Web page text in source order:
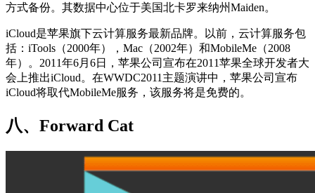
方式备份。其数据中心位于美国北卡罗来纳州Maiden。
iCloud是苹果旗下云计算服务最新品牌。以前，云计算服务包
括：iTools（2000年），Mac（2002年）和MobileMe（2008
年）。2011年6月6日，苹果公司宣布在2011苹果全球开发者大
会上推出iCloud。在WWDC2011主题演讲中，苹果公司宣布
iCloud将取代MobileMe服务，该服务将是免费的。
八、Forward Cat